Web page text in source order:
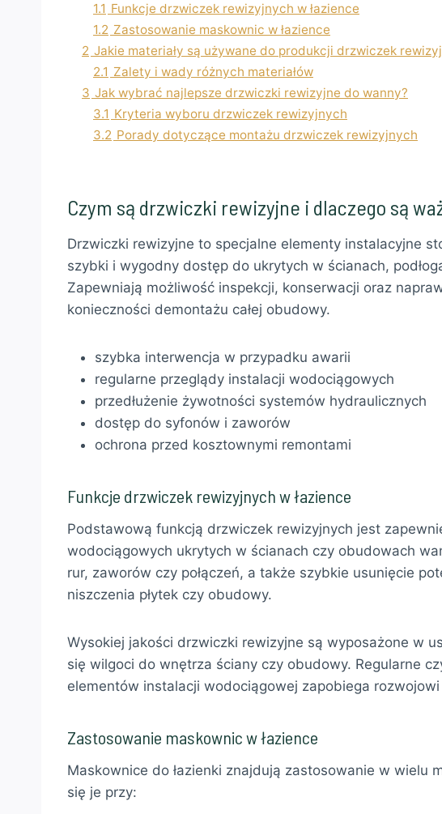
1.1 Funkcje drzwiczek rewizyjnych w łazience
1.2 Zastosowanie maskownic w łazience
2 Jakie materiały są używane do produkcji drzwiczek
2.1 Zalety i wady różnych materiałów
3 Jak wybrać najlepsze drzwiczki rewizyjne do wanny?
3.1 Kryteria wyboru drzwiczek rewizyjnych
3.2 Porady dotyczące montażu drzwiczek rewizyjnych
Czym są drzwiczki rewizyjne i dlaczego są
Drzwiczki rewizyjne to specjalne elementy instalacyjne
szybki i wygodny dostęp do ukrytych w ścianach,
Zapewniają możliwość inspekcji, konserwacji oraz
konieczności demontażu całej obudowy.
szybka interwencja w przypadku awarii
regularne przeglądy instalacji wodociągowych
przedłużenie żywotności systemów hydraulicznych
dostęp do syfonów i zaworów
ochrona przed kosztownymi remontami
Funkcje drzwiczek rewizyjnych w łazience
Podstawową funkcją drzwiczek rewizyjnych jest
wodociągowych ukrytych w ścianach czy obudowach
rur, zaworów czy połączeń, a także szybkie usunięcie
niszczenia płytek czy obudowy.
Wysokiej jakości drzwiczki rewizyjne są wyposażone w
się wilgoci do wnętrza ściany czy obudowy. Regularne
elementów instalacji wodociągowej zapobiega
Zastosowanie maskownic w łazience
Maskownice do łazienki znajdują zastosowanie w wielu
się je przy: